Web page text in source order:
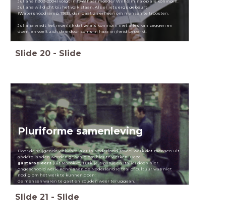
Juliana wil dicht bij het volk staan. Als er iets ergs gebeurt
(Watersnoodramp, 1953), dan gaat zij erheen om mensen te troosten.
Juliana vindt het moeilijk dat ze als koningin niet alles kan zeggen en
doen, en voelt zich daardoor soms in haar vrijheid beperkt.
Slide 20 - Slide
Pluriforme samenleving
Door de stijgende welvaart is er in Nederland zoveel werk dat mensen uit
andere landen worden gehaald om hier te werken. Deze
gastarbeiders(uit Marokko, Turkije, Spanje en Italië) doen hier
ongeschoold werk. Kennis van de Nederlandse taal of cultuur was niet
nodig om het werk te kunnen doen:
de mensen waren te gast en zouden weer teruggaan.
Slide 21 - Slide